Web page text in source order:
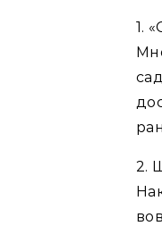
1.
2.